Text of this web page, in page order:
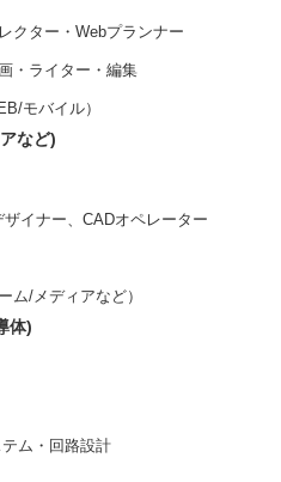
クター・Webプランナー
・ライター・編集
モバイル）
など)
イナー、CADオペレーター
ム/メディアなど）
体)
ム・回路設計